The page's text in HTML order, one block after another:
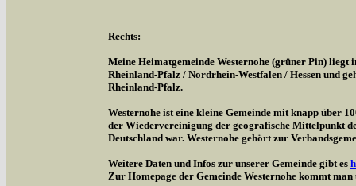
Rechts:
Meine Heimatgemeinde Westernohe (grüner Pin) liegt
Rheinland-Pfalz / Nordrhein-Westfalen / Hessen und
Rheinland-Pfalz.
Westernohe ist eine kleine Gemeinde mit knapp über
der Wiedervereinigung der geografische Mittelpunkt
Deutschland war. Westernohe gehört zur
Weitere Daten und Infos zur unserer Gemeinde gibt es
Zur Homepage der Gemeinde Westernohe kommt